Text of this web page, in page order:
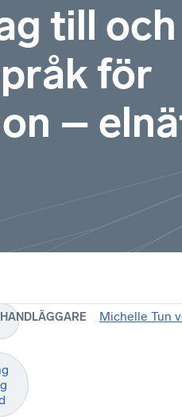
till
för
–
Michelle Tun